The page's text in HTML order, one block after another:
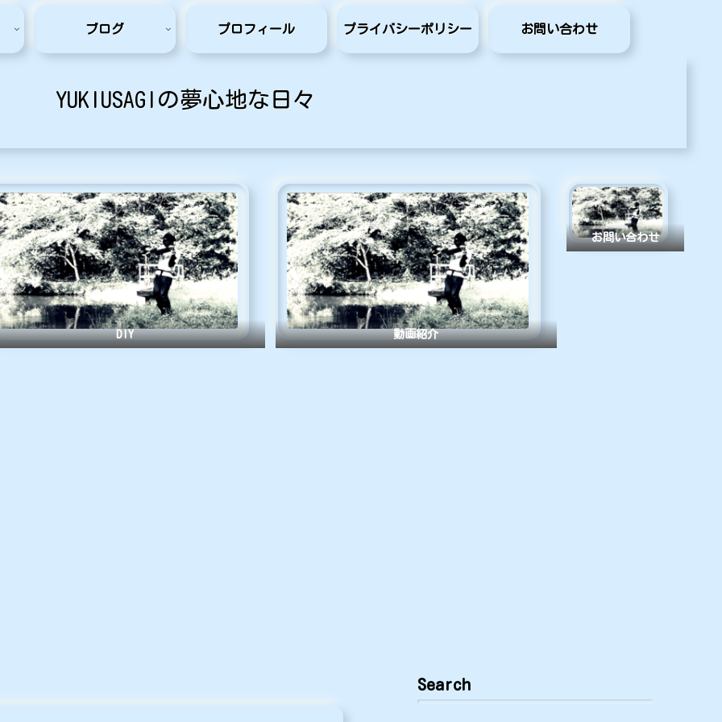
YUKIUSAGIの夢心地な日々
ブログ プロフィール プライバシーポリシー お問い合わせ
DIY 動画紹介
お問い合わせ
Search